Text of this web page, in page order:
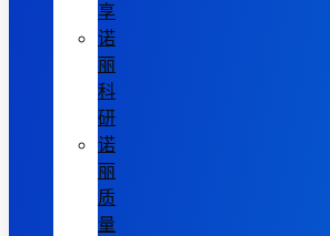
享
诺
丽
科
研
诺
丽
质
量